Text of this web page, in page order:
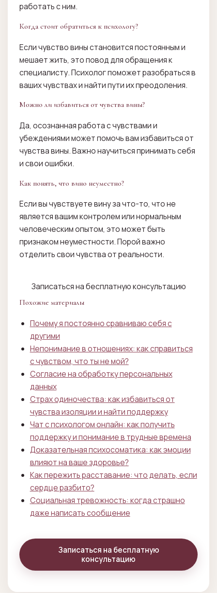
работать с ним.
Когда стоит обратиться к психологу?
Если чувство вины становится постоянным и
мешает жить, это повод для обращения к
специалисту. Психолог поможет разобраться в
ваших чувствах и найти пути их преодоления.
Можно ли избавиться от чувства вины?
Да, осознанная работа с чувствами и
убеждениями может помочь вам избавиться от
чувства вины. Важно научиться принимать себя
и свои ошибки.
Как понять, что вино неуместно?
Если вы чувствуете вину за что-то, что не
является вашим контролем или нормальным
человеческим опытом, это может быть
признаком неуместности. Порой важно
отделить свои чувства от реальности.
Записаться на бесплатную консультацию
Похожие материалы
Почему я постоянно сравниваю себя с
другими
Непонимание в отношениях: как справиться
с чувством, что ты не мой?
Согласие на обработку персональных
данных
Страх одиночества: как избавиться от
чувства изоляции и найти поддержку
Чат с психологом онлайн: как получить
поддержку и понимание в трудные времена
Доказательная психосоматика: как эмоции
влияют на ваше здоровье?
Как пережить расставание: что делать, если
сердце разбито?
Социальная тревожность: когда страшно
даже написать сообщение
Записаться на бесплатную
консультацию